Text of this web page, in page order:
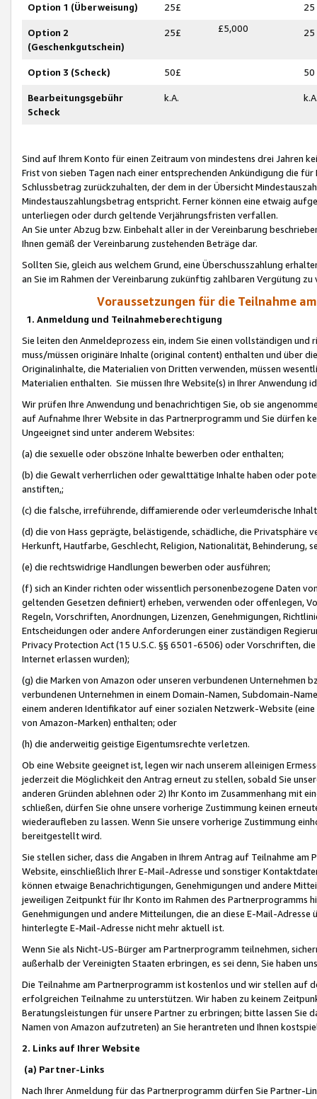
Option 1 (Überweisung) 25£ 25
Option 2
(Geschenkgutschein)
25£ £5,000 25
Option 3 (Scheck) 50£ 50
Bearbeitungsgebühr
Scheck
k.A.
Sind auf Ihrem Konto für einen Zeitraum von mindestens drei Jahren
Frist von sieben Tagen nach einer entsprechenden Ankündigung die
Schlussbetrag zurückzuhalten, der dem in der Übersicht
Mindestauszahlungsbetrag entspricht. Ferner können eine etwaig
unterliegen oder durch geltende Verjährungsfristen verfallen.
An Sie unter Abzug bzw. Einbehalt aller in der Vereinbarung
Ihnen gemäß der Vereinbarung zustehenden Beträge dar.
Sollten Sie, gleich aus welchem Grund, eine Überschusszahlung
an Sie im Rahmen der Vereinbarung zukünftig zahlbaren Vergütung zu
Voraussetzungen für die Teilnahme
1. Anmeldung und Teilnahmeberechtigung
Sie leiten den Anmeldeprozess ein, indem Sie einen vollständigen
muss/müssen originäre Inhalte (original content) enthalten und über
Originalinhalte, die Materialien von Dritten verwenden, müssen
Materialien enthalten. Sie müssen Ihre Website(s) in Ihrer Anwendung
Wir prüfen Ihre Anwendung und benachrichtigen Sie, ob sie
auf Aufnahme Ihrer Website in das Partnerprogramm und Sie dürfen
Ungeeignet sind unter anderem Websites:
(a) die sexuelle oder obszöne Inhalte bewerben oder enthalten;
(b) die Gewalt verherrlichen oder gewalttätige Inhalte haben oder
anstiften,;
(c) die falsche, irreführende, diffamierende oder verleumderische
(d) die von Hass geprägte, belästigende, schädliche, die Privatsphäre
Herkunft, Hautfarbe, Geschlecht, Religion, Nationalität, Behinderung,
(e) die rechtswidrige Handlungen bewerben oder ausführen;
(f) sich an Kinder richten oder wissentlich personenbezogene Daten
geltenden Gesetzen definiert) erheben, verwenden oder offenlegen,
Regeln, Vorschriften, Anordnungen, Lizenzen, Genehmigungen,
Entscheidungen oder andere Anforderungen einer zuständigen
Privacy Protection Act (15 U.S.C. §§ 6501-6506) oder Vorschriften,
Internet erlassen wurden);
(g) die Marken von Amazon oder unseren verbundenen Unternehmen
verbundenen Unternehmen in einem Domain-Namen, Subdomain-
einem anderen Identifikator auf einer sozialen Netzwerk-Website
von Amazon-Marken) enthalten; oder
(h) die anderweitig geistige Eigentumsrechte verletzen.
Ob eine Website geeignet ist, legen wir nach unserem alleinigen
jederzeit die Möglichkeit den Antrag erneut zu stellen, sobald Sie
anderen Gründen ablehnen oder 2) Ihr Konto im Zusammenhang mit
schließen, dürfen Sie ohne unsere vorherige Zustimmung keinen
wiederaufleben zu lassen. Wenn Sie unsere vorherige Zustimmung
bereitgestellt wird.
Sie stellen sicher, dass die Angaben in Ihrem Antrag auf Teilnahme
Website, einschließlich Ihrer E-Mail-Adresse und sonstiger
können etwaige Benachrichtigungen, Genehmigungen und andere
jeweiligen Zeitpunkt für Ihr Konto im Rahmen des Partnerprogramms
Genehmigungen und andere Mitteilungen, die an diese E-Mail-
hinterlegte E-Mail-Adresse nicht mehr aktuell ist.
Wenn Sie als Nicht-US-Bürger am Partnerprogramm teilnehmen,
außerhalb der Vereinigten Staaten erbringen, es sei denn, Sie haben
Die Teilnahme am Partnerprogramm ist kostenlos und wir stellen auf
erfolgreichen Teilnahme zu unterstützen. Wir haben zu keinem
Beratungsleistungen für unsere Partner zu erbringen; bitte lassen Sie
Namen von Amazon aufzutreten) an Sie herantreten und Ihnen
2. Links auf Ihrer Website
(a) Partner-Links
Nach Ihrer Anmeldung für das Partnerprogramm dürfen Sie Partner-